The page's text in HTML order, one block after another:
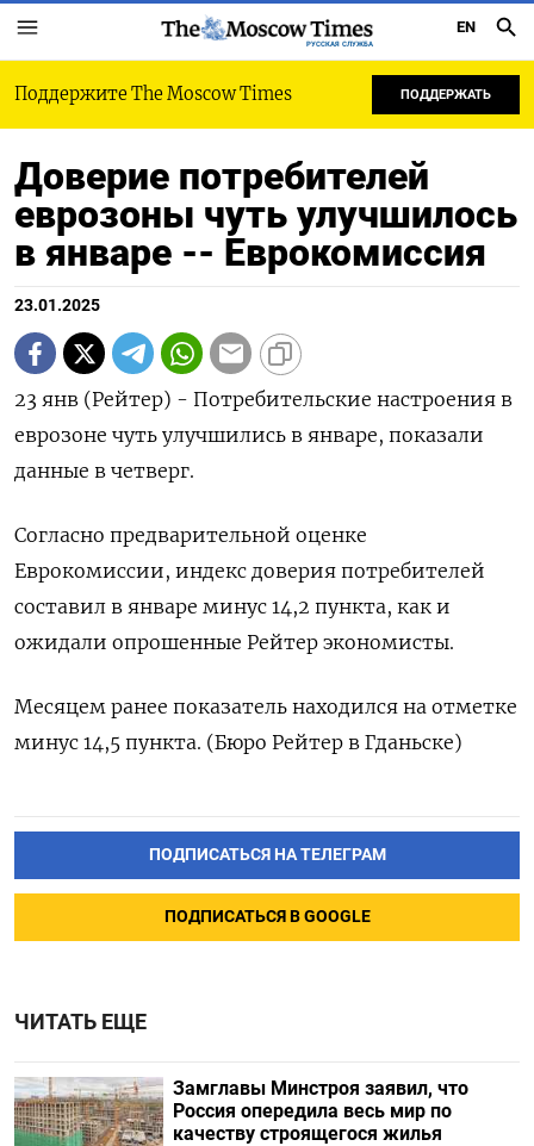
РУССКАЯ СЛУЖБА
EN
Поддержите The Moscow Times ПОДДЕРЖАТЬ
Доверие потребителей
еврозоны чуть улучшилось
в январе -- Еврокомиссия
23.01.2025
23 янв (Рейтер) - Потребительские настроения в
еврозоне чуть улучшились в январе, показали
данные в четверг.
Согласно предварительной оценке
Еврокомиссии, индекс доверия потребителей
составил в январе минус 14,2 пункта, как и
ожидали опрошенные Рейтер экономисты.
Месяцем ранее показатель находился на отметке
минус 14,5 пункта. (Бюро Рейтер в Гданьске)
ПОДПИСАТЬСЯ НА ТЕЛЕГРАМ
ПОДПИСАТЬСЯ В GOOGLE
ЧИТАТЬ ЕЩЕ
Замглавы Минстроя заявил, что
Россия опередила весь мир по
качеству строящегося жилья